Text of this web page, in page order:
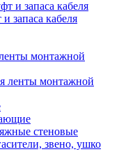
запаса кабеля
монтажной
ленты монтажной
стеновые
звено, ушко